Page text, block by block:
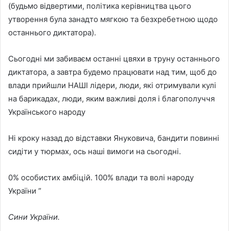
(будьмо відвертими, політика керівництва цього
утворення була занадто мягкою та безхребетною щодо
останнього диктатора).
Сьогодні ми забиваєм останні цвяхи в труну останнього
диктатора, а завтра будемо працювати над тим, щоб до
влади прийшли НАШІ лідери, люди, які отримували кулі
на барикадах, люди, яким важливі доля і благополуччя
Українського народу
Ні кроку назад до відставки Януковича, бандити повинні
сидіти у тюрмах, ось наші вимоги на сьогодні.
0% особистих амбіцій. 100% влади та волі народу
України ”
Сини України.